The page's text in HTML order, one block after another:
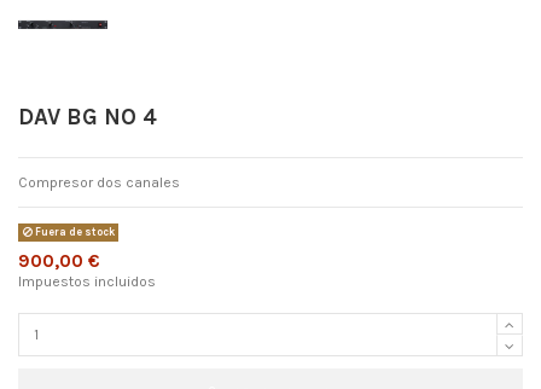
DAV BG NO 4
Compresor dos canales
Fuera de stock
900,00 €
Impuestos incluidos